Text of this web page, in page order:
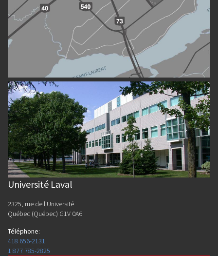
Université Laval
2325, rue de l'Université
Québec (Québec) G1V 0A6
Téléphone:
418 656-2131
1 877 785-2825